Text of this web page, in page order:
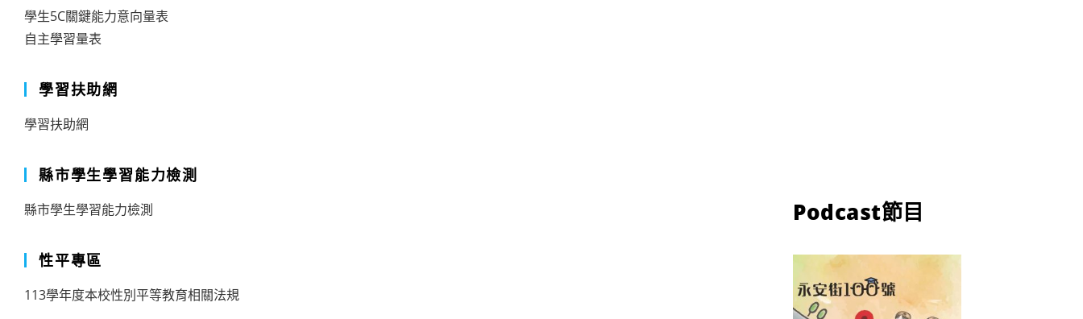
學生5C關鍵能力意向量表
自主學習量表
學習扶助網
學習扶助網
縣市學生學習能力檢測
縣市學生學習能力檢測
性平專區
113學年度本校性別平等教育相關法規
Podcast節目